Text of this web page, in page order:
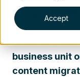
Accept
Jun 21,
Discover
business unit
content